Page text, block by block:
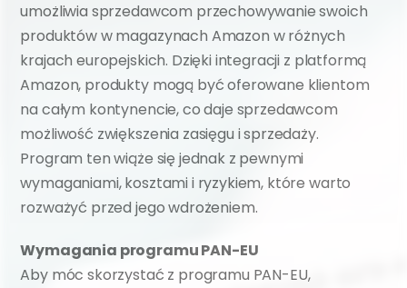
umożliwia sprzedawcom przechowywanie swoich
produktów w magazynach Amazon w różnych
krajach europejskich. Dzięki integracji z platformą
Amazon, produkty mogą być oferowane klientom
na całym kontynencie, co daje sprzedawcom
możliwość zwiększenia zasięgu i sprzedaży.
Program ten wiąże się jednak z pewnymi
wymaganiami, kosztami i ryzykiem, które warto
rozważyć przed jego wdrożeniem.
Wymagania programu PAN-EU
Aby móc skorzystać z programu PAN-EU,